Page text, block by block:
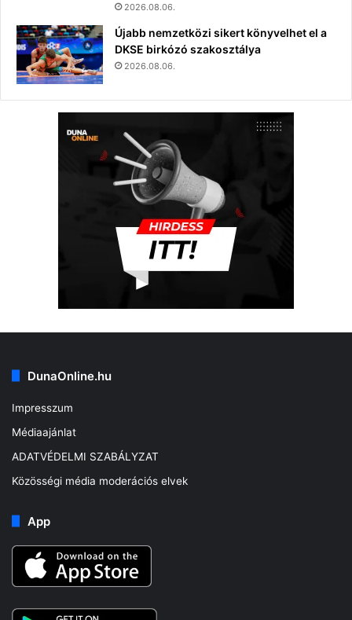
2026.08.06.
Újabb nemzetközi sikert könyvelhet el a
DKSE birkózó szakosztálya
2026.08.06.
DunaOnline.hu
Impresszum
Médiaajánlat
ADATVÉDELMI SZABÁLYZAT
Közösségi média moderációs elvek
App